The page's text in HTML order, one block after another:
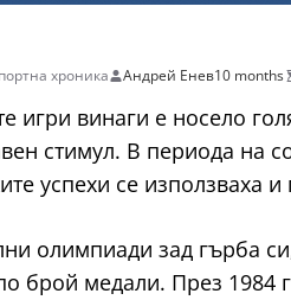
хроника Андрей Енев10 months
игри винаги е носело
стимул. В периода на
успехи се използваха и
олимпиади зад гърба
брой медали. През 1984